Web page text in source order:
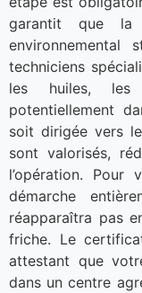
garantit que la
environnemental
techniciens
les huiles, les
potentiellement
soit dirigée vers
sont valorisés,
l’opération. Pour
démarche
réapparaîtra pas
friche. Le
attestant que
dans un centre